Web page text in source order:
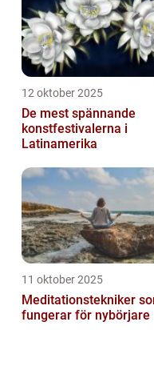
12 oktober 2025
De mest spännande
konstfestivalerna i
Latinamerika
11 oktober 2025
Meditationstekniker
fungerar för nybörjare